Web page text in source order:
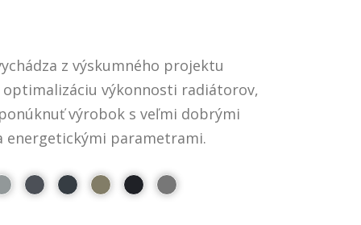
z výskumného projektu
optimalizáciu výkonnosti radiátorov,
výrobok s veľmi dobrými
energetickými parametrami.